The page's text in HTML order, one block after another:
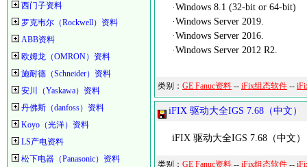
西门子资料
罗克韦尔（Rockwell）资料
ABB资料
欧姆龙（OMRON）资料
施耐德（Schneider）资料
安川（Yaskawa）资料
丹佛斯（danfoss）资料
Koyo（光洋）资料
LS产电资料
松下电器（Panasonic）资料
·Windows 8.1 (32-bit or 64-bit)
·Windows Server 2019.
·Windows Server 2016.
·Windows Server 2012 R2.
类别： GE Fanuc资料 -- iFix组态软件 --
iFIX 驱动大全IGS 7.68（中文）
iFIX 驱动大全IGS 7.68（中文）
类别： GE Fanuc资料 -- iFix组态软件 --